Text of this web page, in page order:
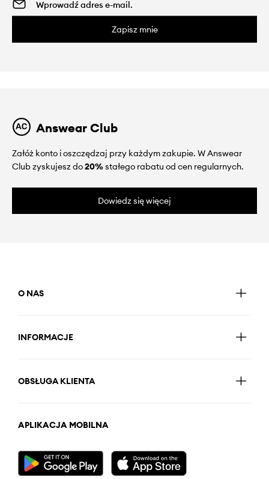
Zapisz mnie
Answear Club
Załóż konto i oszczędzaj przy każdym zakupie. W Answear
Club zyskujesz do20%stałego rabatu od cen regularnych.
Dowiedz się więcej
O NAS
INFORMACJE
OBSŁUGA KLIENTA
APLIKACJA MOBILNA